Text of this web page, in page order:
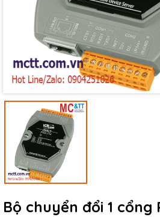
Bộ chuyển đổi 1 cổng
Mã giảm giá:
Ngày hết hạn:
Điều kiện: